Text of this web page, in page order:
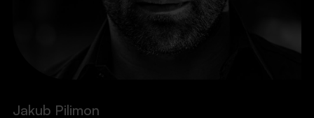
Jakub Pilimon